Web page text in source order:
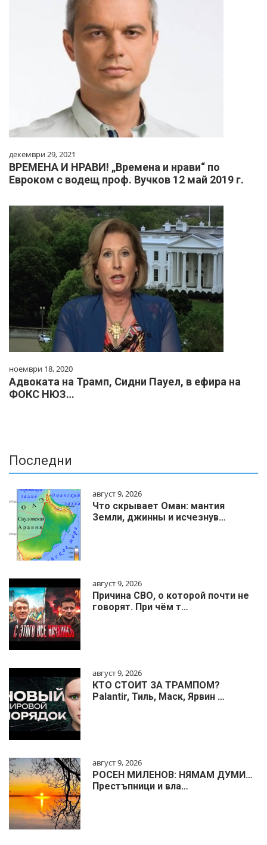
декември 29, 2021
ВРЕМЕНА И НРАВИ! „Времена и нрави“ по
Евроком с водещ проф. Вучков 12 май 2019 г.
ноември 18, 2020
Адвоката на Трамп, Сидни Пауел, в ефира на
ФОКС НЮЗ…
Последни
август 9, 2026
Что скрывает Оман: мантия
Земли, джинны и исчезнув…
август 9, 2026
Причина СВО, о которой почти не
говорят. При чём т…
август 9, 2026
КТО СТОИТ ЗА ТРАМПОМ?
Palantir, Тиль, Маск, Ярвин …
август 9, 2026
РОСЕН МИЛЕНОВ: НЯМАМ ДУМИ…
Престъпници и вла…